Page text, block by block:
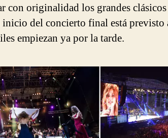
con originalidad los grandes
del concierto final está previsto
empiezan ya por la tarde.